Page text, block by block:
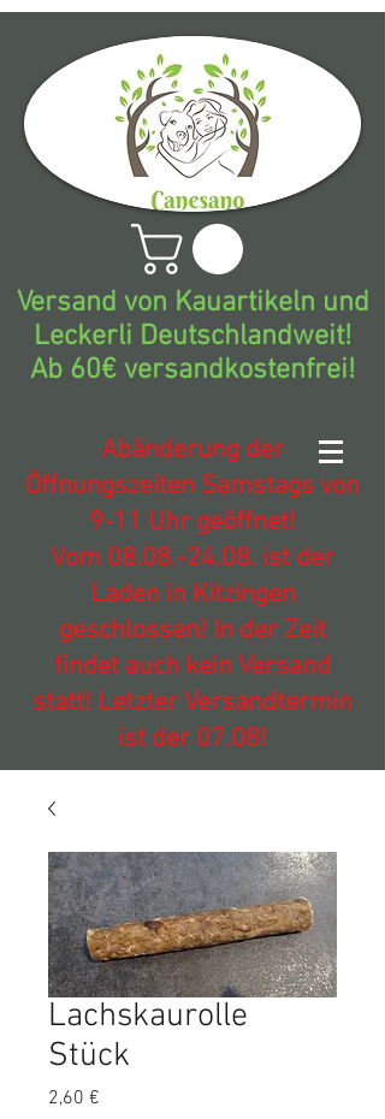
Versand von Kauartikeln und
Leckerli Deutschlandweit!
Ab 60€ versandkostenfrei!
Abänderung der
Öffnungszeiten Samstags von
9-11 Uhr geöffnet!
Vom 08.08.-24.08. ist der
Laden in Kitzingen
geschlossen! In der Zeit
findet auch kein Versand
statt! Letzter Versandtermin
ist der 07.08!
Lachskaurolle
Stück
2,60 €